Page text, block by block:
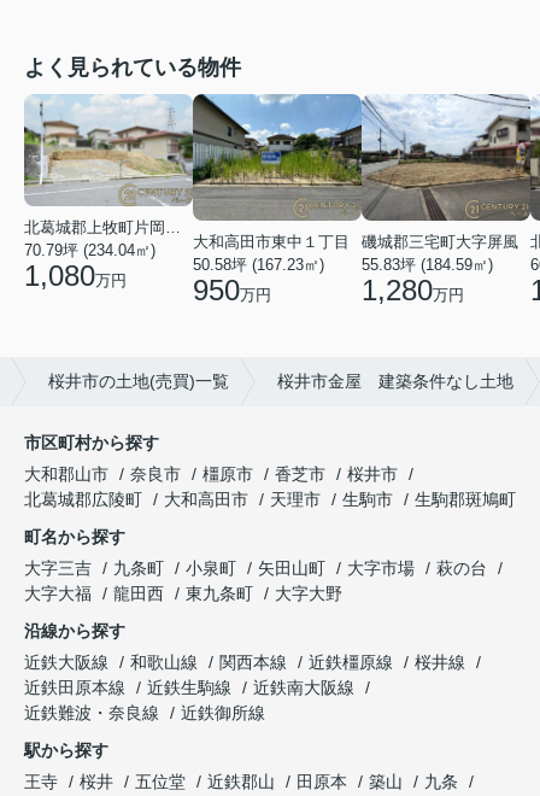
よく見られている物件
北葛城郡上牧町片岡台１丁目
70.79坪 (234.04㎡)
1,080万円
大和高田市東中１丁目
50.58坪 (167.23㎡)
950万円
磯城郡三宅町大字屏風
55.83坪 (184.59㎡)
1,280万円
桜井市の土地(売買)一覧 桜井市金屋 建築条件なし土地
市区町村から探す
大和郡山市
奈良市 橿原市 香芝市
桜井市
北葛城郡広陵町
大和高田市 天理市 生駒市
生駒郡斑鳩町
町名から探す
大字三吉
九条町 小泉町 矢田山町 大字市場
萩の台
大字大福
龍田西 東九条町
大字大野
沿線から探す
近鉄大阪線
和歌山線 関西本線 近鉄橿原線
桜井線
近鉄田原本線
近鉄生駒線
近鉄南大阪線
近鉄難波・奈良線
近鉄御所線
駅から探す
王寺
桜井 五位堂 近鉄郡山 田原本 築山
九条